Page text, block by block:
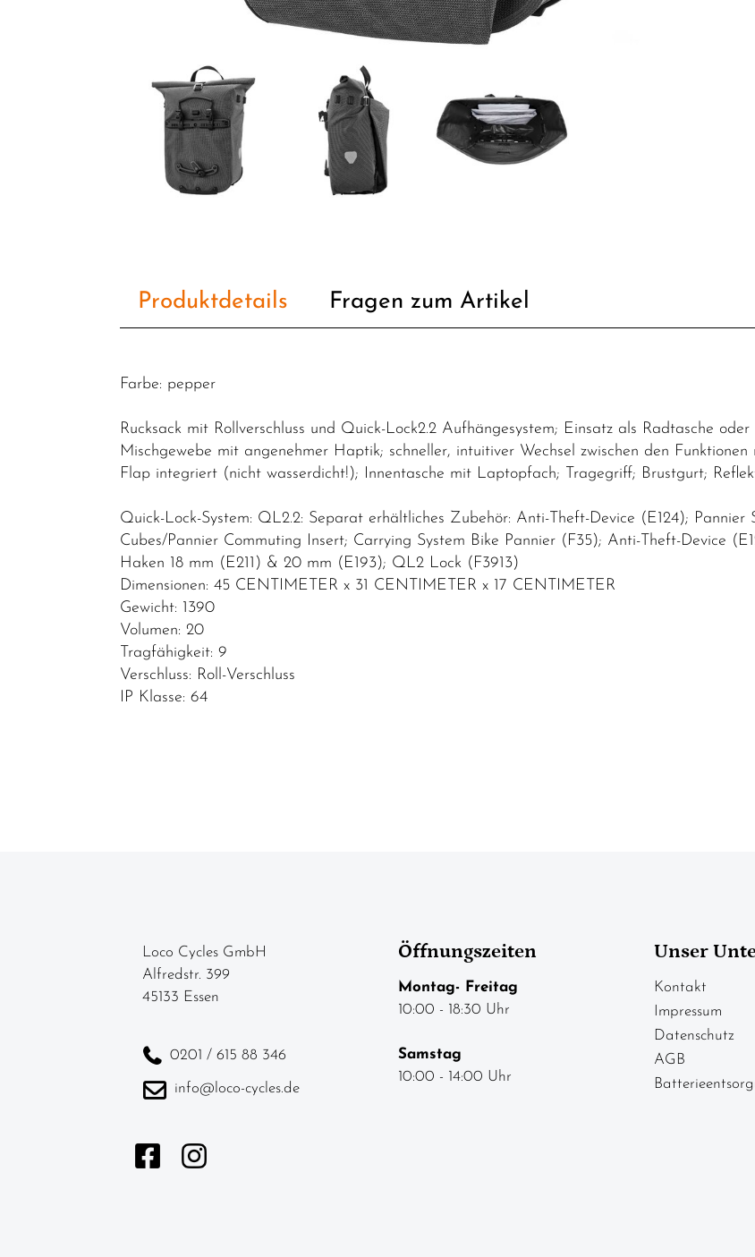
Produktdetails Fragen zum Artikel
Farbe: pepper
Rucksack mit Rollverschluss und Quick-Lock2.2 Aufhängesystem; Einsatz als Radtasche
Mischgewebe mit angenehmer Haptik; schneller, intuitiver Wechsel zwischen den
Flap integriert (nicht wasserdicht!); Innentasche mit Laptopfach; Tragegriff; Brustgurt;
Quick-Lock-System: QL2.2: Separat erhältliches Zubehör: Anti-Theft-Device (E124); Pannier
Cubes/Pannier Commuting Insert; Carrying System Bike Pannier (F35); Anti-Theft-Device
Haken 18 mm (E211) & 20 mm (E193); QL2 Lock (F3913)
Dimensionen: 45 CENTIMETER x 31 CENTIMETER x 17 CENTIMETER
Gewicht: 1390
Volumen: 20
Tragfähigkeit: 9
Verschluss: Roll-Verschluss
IP Klasse: 64
Loco Cycles GmbH
Alfredstr. 399
45133 Essen
0201 / 615 88 346
info@loco-cycles.de
Öffnungszeiten
Montag- Freitag
10:00 - 18:30 Uhr
Samstag
10:00 - 14:00 Uhr
Unser
Kontakt
Impressum
Datenschutz
AGB